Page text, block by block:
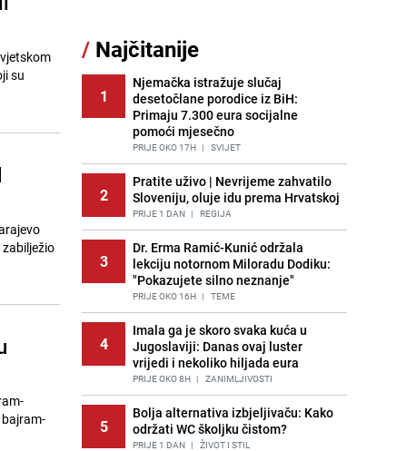
su
/ Najčitanije
1
Njemačka istražuje slučaj
desetočlane porodice iz BiH:
Primaju 7.300 eura socijalne
pomoći mjesečno
PRIJE OKO 17H | SVIJET
2
Pratite uživo | Nevrijeme zahvatilo
Sloveniju, oluje idu prema Hrvatskoj
PRIJE 1 DAN | REGIJA
3
Dr. Erma Ramić-Kunić održala
lekciju notornom Miloradu Dodiku:
"Pokazujete silno neznanje"
PRIJE OKO 16H | TEME
4
Imala ga je skoro svaka kuća u
Jugoslaviji: Danas ovaj luster
vrijedi i nekoliko hiljada eura
PRIJE OKO 8H | ZANIMLJIVOSTI
5
Bolja alternativa izbjeljivaču: Kako
održati WC školjku čistom?
PRIJE 1 DAN | ŽIVOT I STIL